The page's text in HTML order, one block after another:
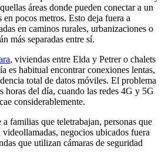
áreas donde pueden conectar a un
pocos metros. Esto deja fuera a
en caminos rurales, urbanizaciones o
más separadas entre sí.
, viviendas entre Elda y Petrer o chalets
es habitual encontrar conexiones lentas,
total de datos móviles. El problema
horas del día, cuando las redes 4G y 5G
considerablemente.
a familias que teletrabajan, personas que
negocios ubicados fuera
que utilizan cámaras de seguridad